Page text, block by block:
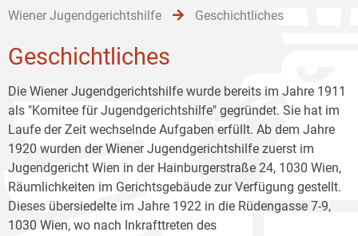
Wiener Jugendgerichtshilfe Geschichtliches
Geschichtliches
Die Wiener Jugendgerichtshilfe wurde bereits im Jahre 1911
als "Komitee für Jugendgerichtshilfe" gegründet. Sie hat im
Laufe der Zeit wechselnde Aufgaben erfüllt. Ab dem Jahre
1920 wurden der Wiener Jugendgerichtshilfe zuerst im
Jugendgericht Wien in der Hainburgerstraße 24, 1030 Wien,
Räumlichkeiten im Gerichtsgebäude zur Verfügung gestellt.
Dieses übersiedelte im Jahre 1922 in die Rüdengasse 7-9,
1030 Wien, wo nach Inkrafttreten des